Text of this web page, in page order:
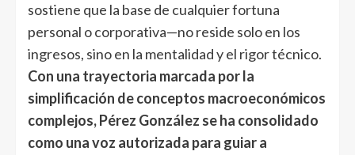
sostiene que la base de cualquier fortuna
personal o corporativa—no reside solo en los
ingresos, sino en la mentalidad y el rigor técnico.
Con una trayectoria marcada por la
simplificación de conceptos macroeconómicos
complejos, Pérez González se ha consolidado
como una voz autorizada para guiar a